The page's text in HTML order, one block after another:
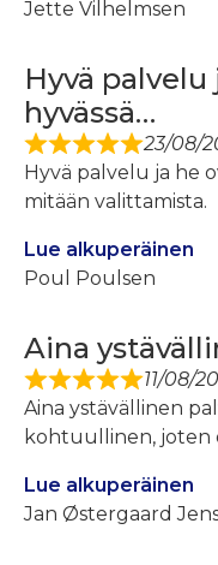
Jette Vilhelmsen
Hyvä palvelu
hyvässä…
23/08/
Hyvä palvelu ja he
mitään valittamista.
Lue alkuperäinen
Poul Poulsen
Aina
11/08/
Aina ystävällinen
kohtuullinen, joten
Lue alkuperäinen
Jan Østergaard